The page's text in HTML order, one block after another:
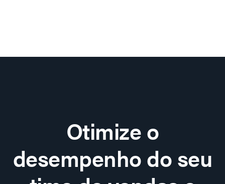
Otimize o
desempenho do seu